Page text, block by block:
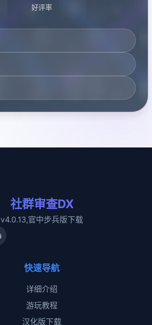
好评率
社群审查DX
v4.0.13,官中步兵版下载
快速导航
详细介绍
游玩教程
汉化版下载